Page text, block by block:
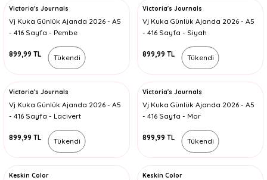
Victoria's Journals
Vj Kuka Günlük Ajanda 2026 - A5
- 416 Sayfa - Pembe
899,99 TL
Victoria's Journals
Vj Kuka Günlük Ajanda 2026 - A5
- 416 Sayfa - Siyah
899,99 TL
Tükendi
Victoria's Journals
Vj Kuka Günlük Ajanda 2026 - A5
- 416 Sayfa - Lacivert
899,99 TL
Tükendi
Victoria's Journals
Vj Kuka Günlük Ajanda 2026 - A5
- 416 Sayfa - Mor
899,99 TL
Tükendi
Keskin Color
Tükendi
Keskin Color